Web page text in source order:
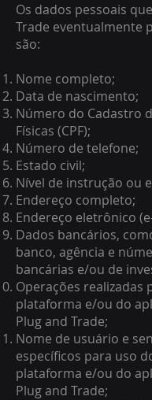
Os dados pessoais
Trade eventualmente
são:
Nome completo;
Data de nascimento;
Número do Cadastro
Físicas (CPF);
Número de telefone;
Estado civil;
Nível de instrução ou
Endereço completo;
Endereço eletrônico
Dados bancários,
banco, agência e
bancárias e/ou de
Operações realizadas
plataforma e/ou do
Plug and Trade;
Nome de usuário e
específicos para uso
plataforma e/ou do
Plug and Trade;